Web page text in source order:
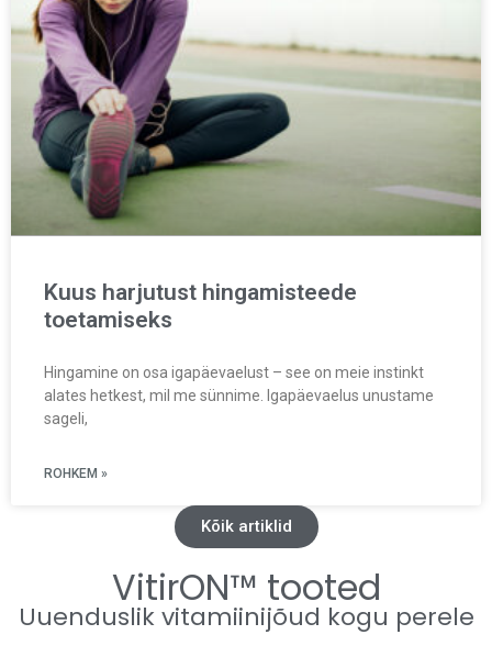
Kuus harjutust hingamisteede
toetamiseks
Hingamine on osa igapäevaelust – see on meie instinkt
alates hetkest, mil me sünnime. Igapäevaelus unustame
sageli,
ROHKEM »
Kõik artiklid
VitirON™ tooted
Uuenduslik vitamiinijõud kogu perele